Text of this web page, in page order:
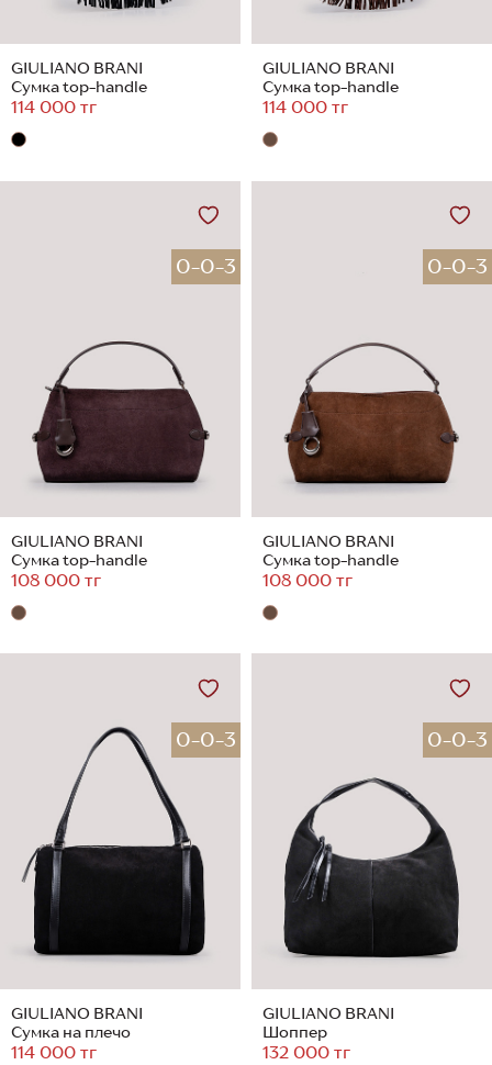
GIULIANO BRANI
Сумка top-handle
114 000 тг
GIULIANO BRANI
Сумка top-handle
114 000 тг
0-0-3
GIULIANO BRANI
Сумка top-handle
108 000 тг
0-0-3
GIULIANO BRANI
Сумка top-handle
108 000 тг
0-0-3
GIULIANO BRANI
Сумка на плечо
114 000 тг
0-0-3
GIULIANO BRANI
Шоппер
132 000 тг